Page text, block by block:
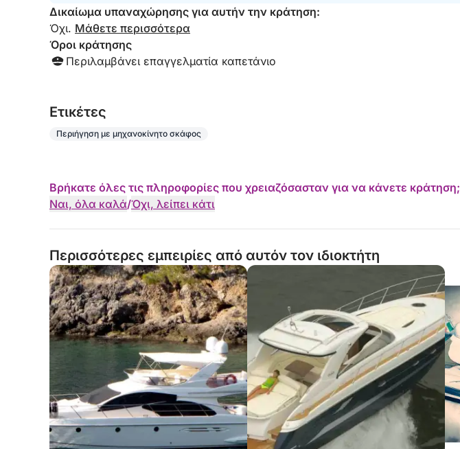
Δικαίωμα υπαναχώρησης για αυτήν την κράτηση:
Όχι. Μάθετε περισσότερα
Όροι κράτησης
Περιλαμβάνει επαγγελματία καπετάνιο
Eτικέτες
Περιήγηση με μηχανοκίνητο σκάφος
Βρήκατε όλες τις πληροφορίες που χρειαζόσασταν για να κάνετε κράτηση;
Ναι, όλα καλά/Όχι, λείπει κάτι
Περισσότερες εμπειρίες από αυτόν τον ιδιοκτήτη